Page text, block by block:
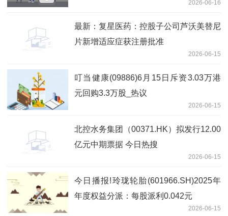
2026-06-16
最新：复星医药：控股子公司芦沃美替尼
片新增适应症获注册批准
2026-06-15
叮当健康(09886)6月15日斥资3.03万港
元回购3.3万股_热议
2026-06-15
北控水务集团（00371.HK）拟发行12.00
亿元中期票据 今日热搜
2026-06-15
今日播报!玲珑轮胎(601966.SH)2025年
年度权益分派：每股派利0.042元
2026-06-15